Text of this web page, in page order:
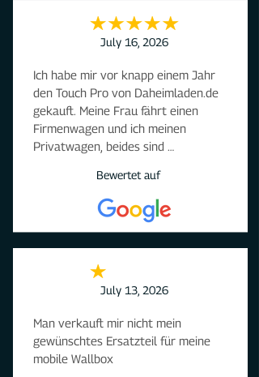
July 16, 2026
Ich habe mir vor knapp einem Jahr
den Touch Pro von Daheimladen.de
gekauft. Meine Frau fährt einen
Firmenwagen und ich meinen
Privatwagen, beides sind
lange nach einem Lader gesucht, der
es uns ermöglicht, Abrechnungen für
den Firmenwagen meiner Frau
buchhalterisch für Ihren Chef sauber
zu trennen. Der Preis für die Wallbox
ist in meinen Augen sehr günstig, mit
ihm ist es nach Freischaltung auch
Firmen-Ladekarten direkt zu laden.
Frau Hegyi hat die gesamte
Konfiguration vorgenommen und
Bewertet auf
July 13, 2026
Man verkauft mir nicht mein
gewünschtes Ersatzteil für meine
mobile Wallbox